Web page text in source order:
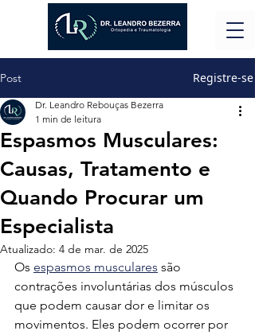
Post Registre-se
Espasmos Musculares:
Causas, Tratamento e
Quando Procurar um
Especialista
Dr. Leandro Rebouças Bezerra
1 min de leitura
Atualizado: 4 de mar. de 2025
Os espasmos musculares são
contrações involuntárias dos músculos
que podem causar dor e limitar os
movimentos. Eles podem ocorrer por